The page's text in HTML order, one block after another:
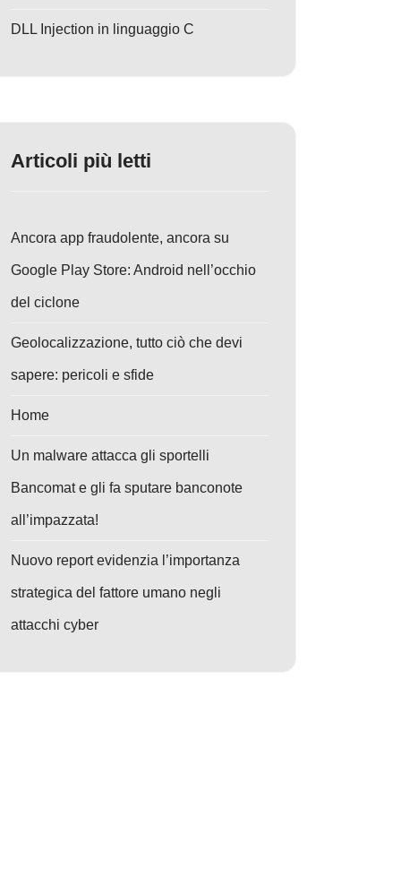
DLL Injection in linguaggio C
Articoli più letti
Ancora app fraudolente, ancora su
Google Play Store: Android nell’occhio
del ciclone
Geolocalizzazione, tutto ciò che devi
sapere: pericoli e sfide
Home
Un malware attacca gli sportelli
Bancomat e gli fa sputare banconote
all’impazzata!
Nuovo report evidenzia l’importanza
strategica del fattore umano negli
attacchi cyber